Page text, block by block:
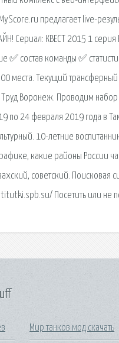
предлагает live-
Сериал: КВЕСТ 2015 1
✅ состав команды ✅
места. Текущий
Труд Воронеж. Проводим
по 24 февраля 2019 года в
10-летние
какие районы России
советский.
Посетить или не
Мир танков мод скачать